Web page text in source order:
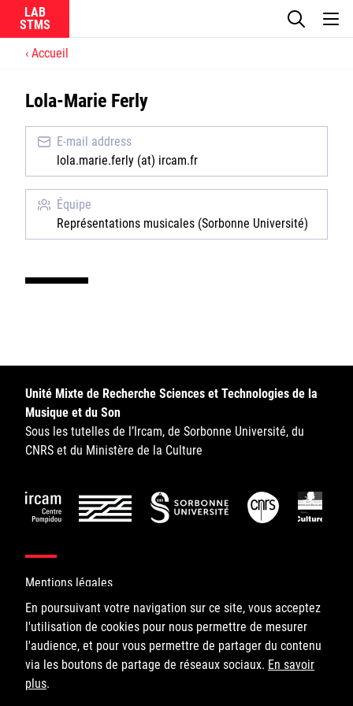
LAB
Sorbonne Université
Ministère de la Culture
Rester informé
Login/Signup
La recherche
Actualités
Équipes
Accueil
Lola-Marie Ferly
E-mail address
lola.marie.ferly (at) ircam.fr
Équipe
Représentations musicales (Sorbonne Université)
En poursuivant votre navigation sur ce site, vous acceptez
l'utilisation de cookies pour nous permettre de mesurer
l'audience, et pour vous permettre de partager du contenu
via les boutons de partage de réseaux sociaux. En savoir
plus.
Unité Mixte de Recherche Sciences et Technologies de la
Musique et du Son
Sous les tutelles de l’Ircam, de Sorbonne Université, du
CNRS et du Ministère de la Culture
Mentions légales
©IRCAM, 2026. All Rights Reserved.
1, place Igor-Stravinsky
75004 Paris